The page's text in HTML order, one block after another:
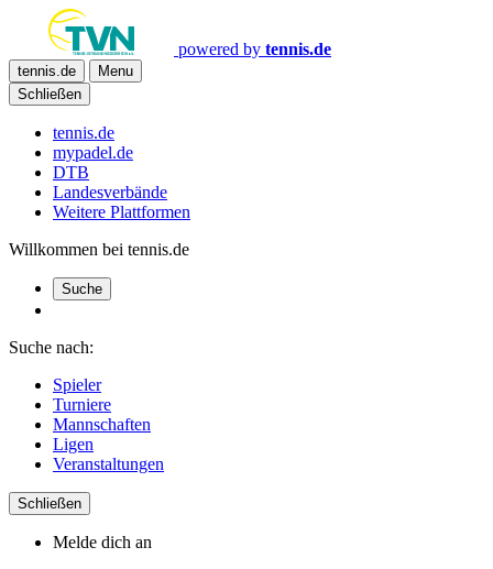
powered by tennis.de
tennis.de
Menu
Schließen
tennis.de
mypadel.de
DTB
Landesverbände
Weitere Plattformen
Willkommen bei tennis.de
Suche
Suche nach:
Spieler
Turniere
Mannschaften
Ligen
Veranstaltungen
Schließen
Melde dich an